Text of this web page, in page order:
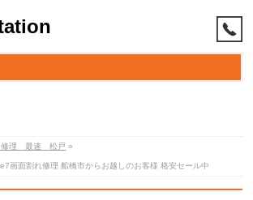
修理 最速 松戸 »
画面割れ修理 船橋市からお越しのお客様 格安セール中